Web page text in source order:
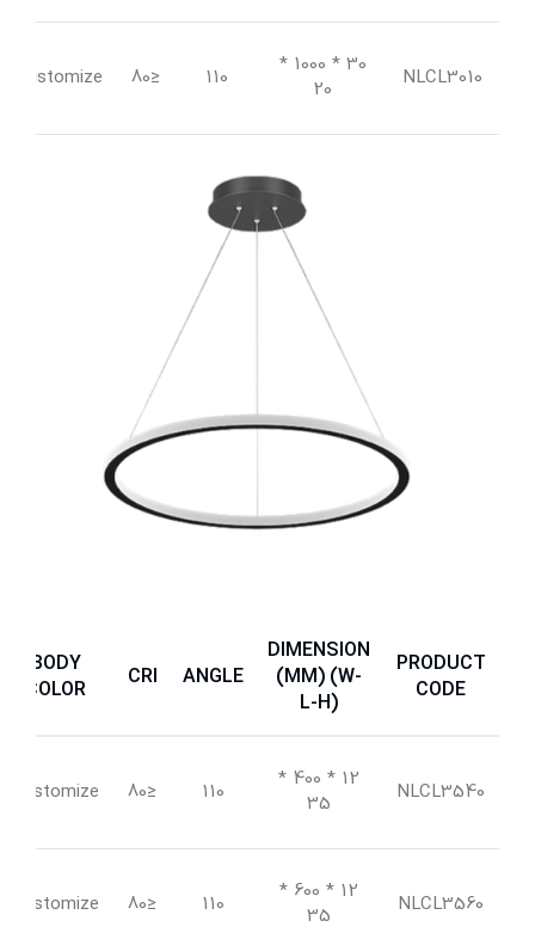
NLCL3010
30 * 1000 *
20
110
≤80
Customize
PRODUCT
CODE
DIMENSION
(MM) (W-
L-H)
ANGLE
CRI
BODY
COLOR
NLCL3540
12 * 400 *
35
110
≤80
Customize
NLCL3560
12 * 600 *
35
110
≤80
Customize